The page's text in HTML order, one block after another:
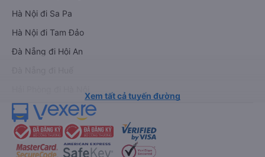
Hà Nội đi Sa Pa
Hà Nội đi Tam Đảo
Đà Nẵng đi Hội An
Xem tất cả tuyến đường